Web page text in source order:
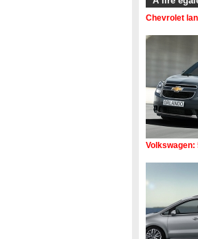
Chevrolet
Volkswagen: